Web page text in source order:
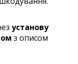
установу
з описом